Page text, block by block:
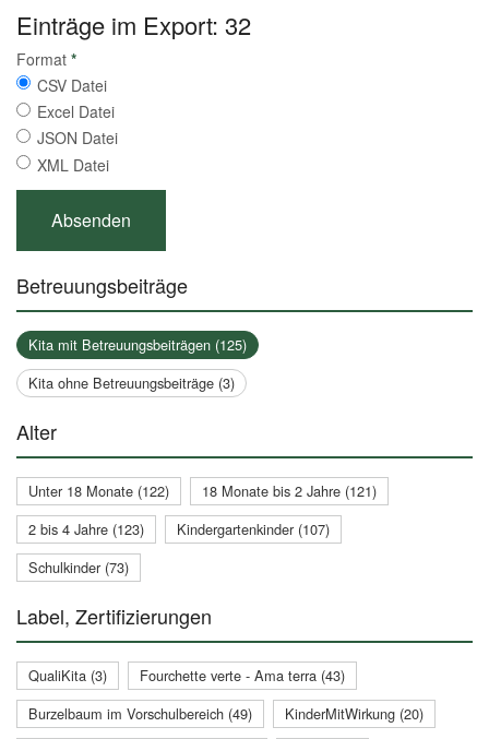
Einträge im Export: 32
Format *
CSV Datei
Excel Datei
JSON Datei
XML Datei
Betreuungsbeiträge
Kita mit Betreuungsbeiträgen (125)
Kita ohne Betreuungsbeiträge (3)
Alter
Unter 18 Monate (122)
18 Monate bis 2 Jahre (121)
2 bis 4 Jahre (123)
Kindergartenkinder (107)
Schulkinder (73)
Label, Zertifizierungen
QualiKita (3)
Fourchette verte - Ama terra (43)
Burzelbaum im Vorschulbereich (49)
KinderMitWirkung (20)